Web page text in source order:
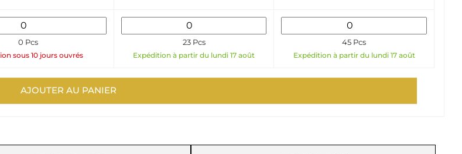
0 Pcs
sous 10 jours ouvrés
23 Pcs
Expédition à partir du lundi 17 août
45 Pcs
Expédition à partir du lundi 17 août
AJOUTER AU PANIER